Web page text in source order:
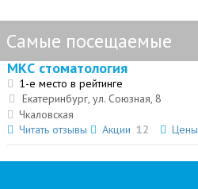
Самые посещаемые
МКС стоматология
1-е место в рейтинге
Екатеринбург, ул. Союзная, 8
Чкаловская
Читать отзывы
Акции 12 Цены